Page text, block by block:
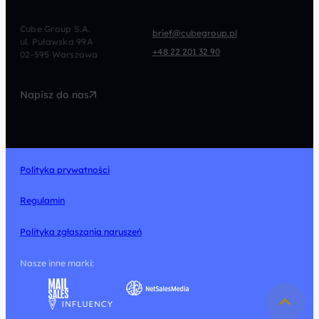
Programmatic
Marketing Automation
Design
Cube Group S.A.
ul. Puławska 99A
02-595 Warszawa
brief@cubegroup.pl
+48 22 201 32 90
Napisz do nas
Nasze inne marki:
Polityka prywatności
Regulamin
Polityka zgłaszania naruszeń